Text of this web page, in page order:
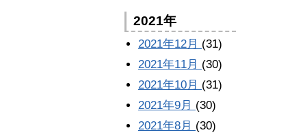
2021年
2021年12月 (31)
2021年11月 (30)
2021年10月 (31)
2021年9月 (30)
2021年8月 (30)